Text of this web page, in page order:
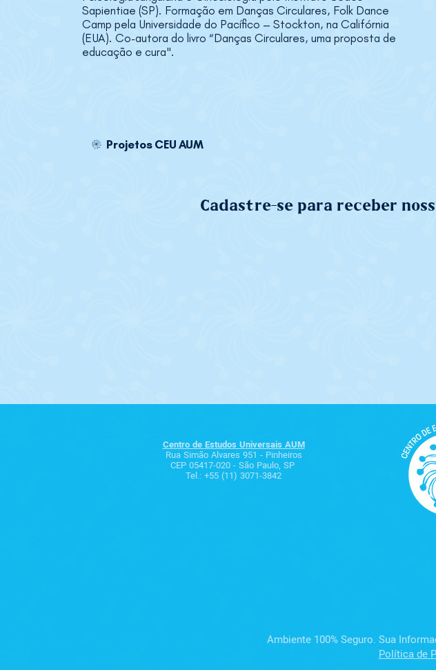
Sapientiae (SP). Formação em Danças Circulares, Folk Dance
Camp pela Universidade do Pacífico – Stockton, na Califórnia
(EUA). Co-autora do livro “Danças Circulares, uma proposta de
educação e cura".
Projetos CEU AUM
Cadastre-se para receber
Centro de Estudos Universais AUM
Rua Simão Alvares 951 - Pinheiros
CEP 05417-020 - São Paulo, SP
Tel.: +55 (11) 3071-3842
Ambiente 100% Seguro. Sua
Política de